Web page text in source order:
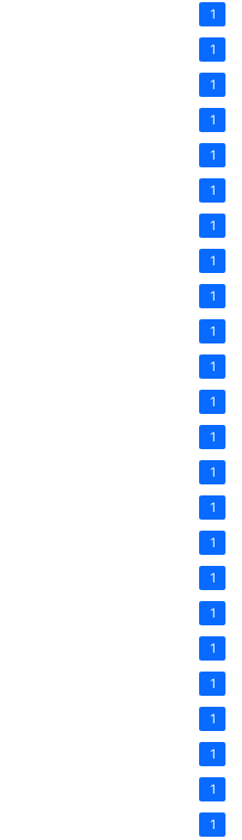
1
1
1
1
1
1
1
1
1
1
1
1
1
1
1
1
1
1
1
1
1
1
1
1